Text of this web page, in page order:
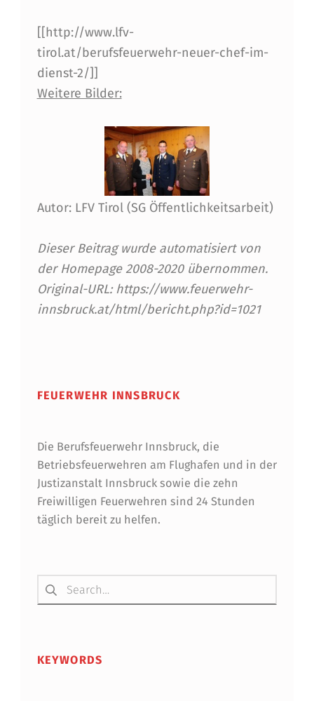
E
R
G
A
E
D
E
R
:
A
G
.
(
H
L
[[http://www.lfv-
tirol.at/berufsfeuerwehr-neuer-chef-im-
dienst-2/]]
Weitere Bilder:
Autor: LFV Tirol (SG Öffentlichkeitsarbeit)
Dieser Beitrag wurde automatisiert von
der Homepage 2008-2020 übernommen.
Original-URL: https://www.feuerwehr-
innsbruck.at/html/bericht.php?id=1021
FEUERWEHR INNSBRUCK
Die Berufsfeuerwehr Innsbruck, die
Betriebsfeuerwehren am Flughafen und in der
Justizanstalt Innsbruck sowie die zehn
Freiwilligen Feuerwehren sind 24 Stunden
täglich bereit zu helfen.
Suchen nach:
KEYWORDS